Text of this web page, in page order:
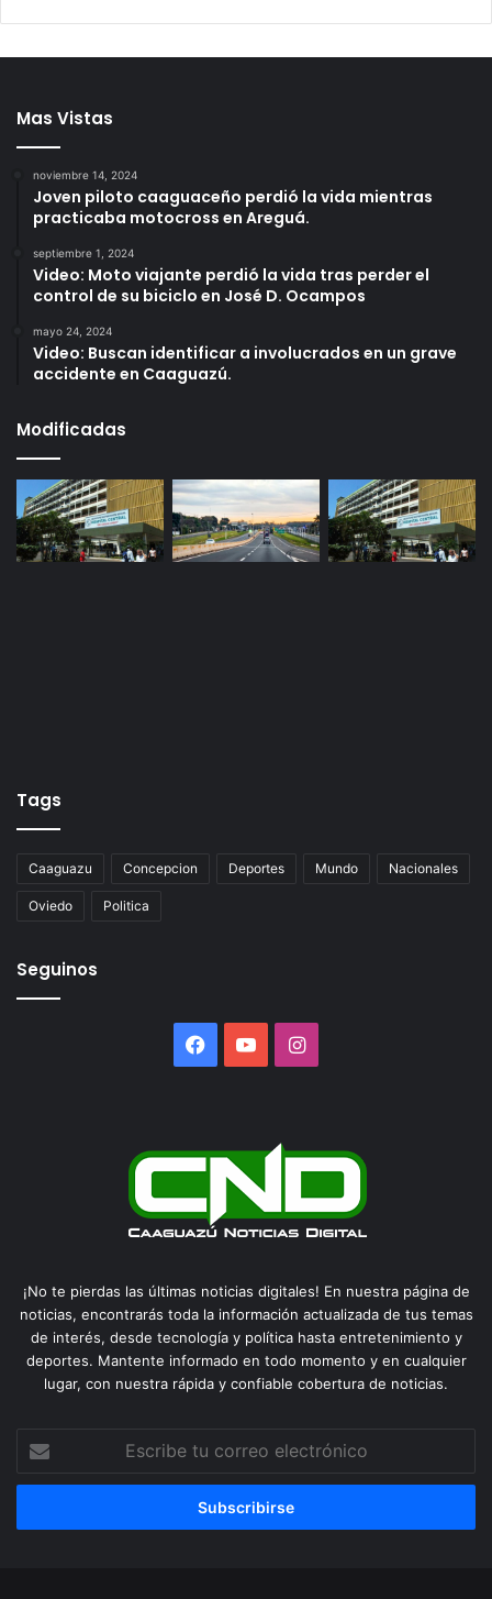
Mas Vistas
noviembre 14, 2024
Joven piloto caaguaceño perdió la vida mientras
practicaba motocross en Areguá.
septiembre 1, 2024
Video: Moto viajante perdió la vida tras perder el
control de su biciclo en José D. Ocampos
mayo 24, 2024
Video: Buscan identificar a involucrados en un grave
accidente en Caaguazú.
Modificadas
Tags
Caaguazu Concepcion Deportes Mundo Nacionales
Oviedo Politica
Seguinos
Facebook
YouTubeInstagram
¡No te pierdas las últimas noticias digitales! En nuestra página de
noticias, encontrarás toda la información actualizada de tus temas
de interés, desde tecnología y política hasta entretenimiento y
deportes. Mantente informado en todo momento y en cualquier
lugar, con nuestra rápida y confiable cobertura de noticias.
correo